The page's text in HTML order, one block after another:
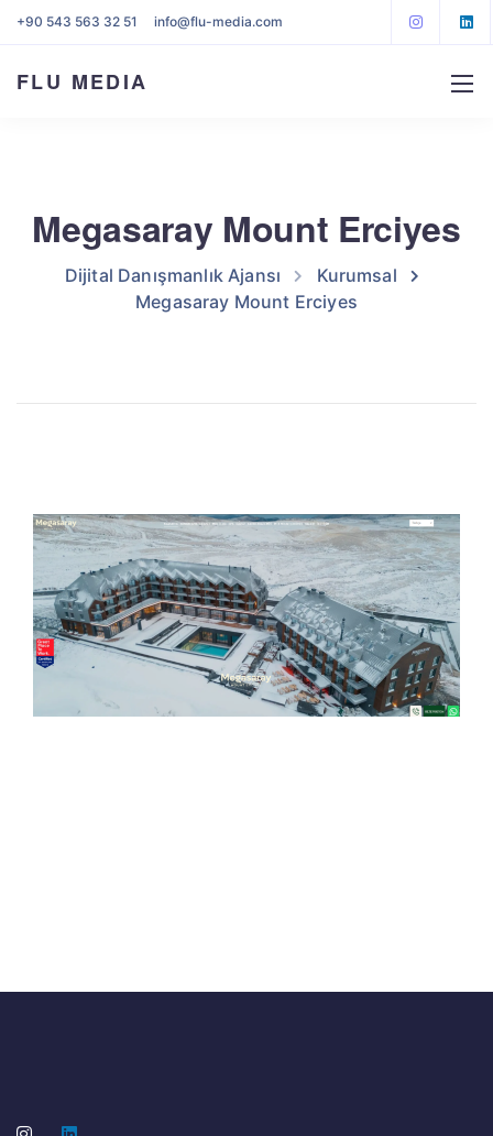
+90 543 563 32 51 info@flu-media.com
FLU MEDIA
Megasaray Mount Erciyes
Dijital Danışmanlık Ajansı
Kurumsal
Megasaray Mount Erciyes